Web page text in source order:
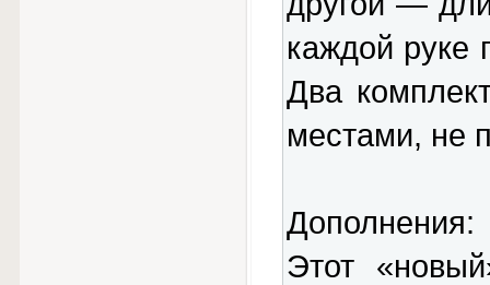
каждой руке
Два
местами, не
Дополнения:
Этот